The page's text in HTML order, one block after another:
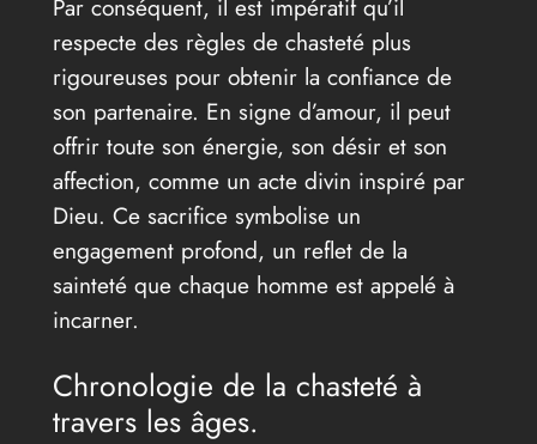
respecte des règles de chasteté plus
rigoureuses pour obtenir la confiance de
son partenaire. En signe d’amour, il peut
offrir toute son énergie, son désir et son
affection, comme un acte divin inspiré par
Dieu. Ce sacrifice symbolise un
engagement profond, un reflet de la
sainteté que chaque homme est appelé à
incarner.
Chronologie de la chasteté à
travers les âges.